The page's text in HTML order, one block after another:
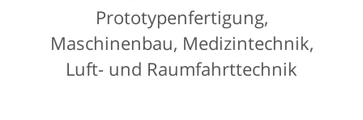
Prototypenfertigung,
Maschinenbau, Medizintechnik,
Luft- und Raumfahrttechnik